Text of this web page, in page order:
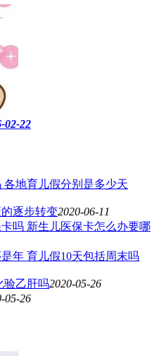
02-22
地育儿假分别是多少天
逐步转变2020-06-11
吗 新生儿医保卡怎么办要哪
年 育儿假10天包括周末吗
验乙肝吗2020-05-26
05-26